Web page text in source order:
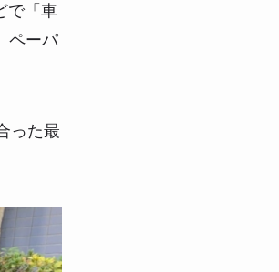
で「車
ペーパ
った最